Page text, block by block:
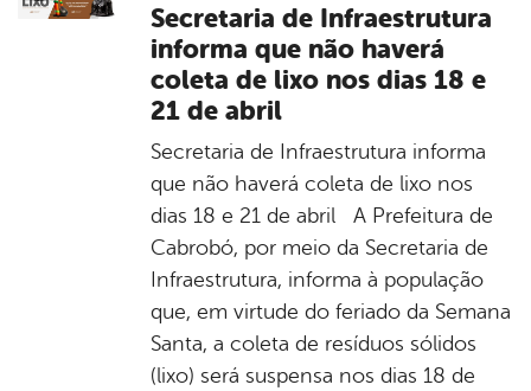
Secretaria de Infraestrutura
informa que não haverá
coleta de lixo nos dias 18 e
21 de abril
Secretaria de Infraestrutura informa
que não haverá coleta de lixo nos
dias 18 e 21 de abril A Prefeitura de
Cabrobó, por meio da Secretaria de
Infraestrutura, informa à população
que, em virtude do feriado da Semana
Santa, a coleta de resíduos sólidos
(lixo) será suspensa nos dias 18 de